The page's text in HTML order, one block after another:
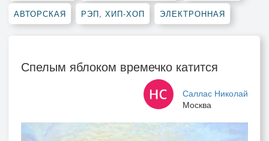
АВТОРСКАЯ РЭП, ХИП-ХОП ЭЛЕКТРОННАЯ
Спелым яблоком времечко катится
Саллас Николай
Москва